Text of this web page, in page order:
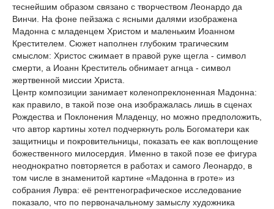
теснейшим образом связано с творчеством Леонардо да
Винчи. На фоне пейзажа с ясными далями изображена
Мадонна с младенцем Христом и маленьким Иоанном
Крестителем. Сюжет наполнен глубоким трагическим
смыслом: Христос сжимает в правой руке щегла - символ
смерти, а Иоанн Креститель обнимает агнца - символ
жертвенной миссии Христа.
Центр композиции занимает коленопреклоненная Мадонна:
как правило, в такой позе она изображалась лишь в сценах
Рождества и Поклонения Младенцу, но можно предположить,
что автор картины хотел подчеркнуть роль Богоматери как
защитницы и покровительницы, показать ее как воплощение
божественного милосердия. Именно в такой позе ее фигура
неоднократно повторяется в работах и самого Леонардо, в
том числе в знаменитой картине «Мадонна в гроте» из
собрания Лувра: её рентгенографическое исследование
показало, что по первоначальному замыслу художника